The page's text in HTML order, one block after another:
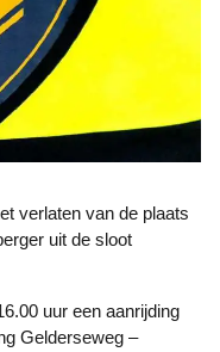
uit de sloot
Gelderseweg –